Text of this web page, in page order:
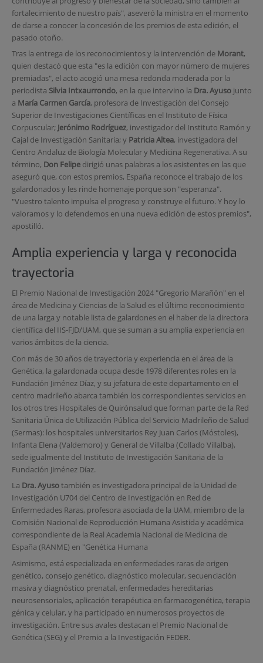
fortalecimiento de nuestro país", aseveró la ministra en el momento
de darse a conocer la concesión de los premios de esta edición, el
pasado otoño.
Tras la entrega de los reconocimientos y la intervención de Morant,
quien destacó que esta "es la edición con mayor número de mujeres
premiadas", el acto acogió una mesa redonda moderada por la
periodista Silvia Intxaurrondo, en la que intervino la Dra. Ayusojunto
a María Carmen García, profesora de Investigación del Consejo
Superior de Investigaciones Científicas en el Instituto de Física
Corpuscular; Jerónimo Rodríguez, investigador del Instituto Ramón y
Cajal de Investigación Sanitaria; y Patricia Altea, investigadora del
Centro Andaluz de Biología Molecular y Medicina Regenerativa. A su
término, Don Felipedirigió unas palabras a los asistentes en las que
aseguró que, con estos premios, España reconoce el trabajo de los
galardonados y les rinde homenaje porque son "esperanza".
"Vuestro talento impulsa el progreso y construye el futuro. Y hoy lo
valoramos y lo defendemos en una nueva edición de estos premios",
apostilló.
Amplia experiencia y larga y reconocida
trayectoria
El Premio Nacional de Investigación 2024 "Gregorio Marañón" en el
área de Medicina y Ciencias de la Salud es el último reconocimiento
de una larga y notable lista de galardones en el haber de la directora
científica del IIS-FJD/UAM, que se suman a su amplia experiencia en
varios ámbitos de la ciencia.
Con más de 30 años de trayectoria y experiencia en el área de la
Genética, la galardonada ocupa desde 1978 diferentes roles en la
Fundación Jiménez Díaz, y su jefatura de este departamento en el
centro madrileño abarca también los correspondientes servicios en
los otros tres Hospitales de Quirónsalud que forman parte de la Red
Sanitaria Única de Utilización Pública del Servicio Madrileño de Salud
(Sermas): los hospitales universitarios Rey Juan Carlos (Móstoles),
Infanta Elena (Valdemoro) y General de Villalba (Collado Villalba),
sede igualmente del Instituto de Investigación Sanitaria de la
Fundación Jiménez Díaz.
La Dra. Ayusotambién es investigadora principal de la Unidad de
Investigación U704 del Centro de Investigación en Red de
Enfermedades Raras, profesora asociada de la UAM, miembro de la
Comisión Nacional de Reproducción Humana Asistida y académica
correspondiente de la Real Academia Nacional de Medicina de
España (RANME) en "Genética Humana
Asimismo, está especializada en enfermedades raras de origen
genético, consejo genético, diagnóstico molecular, secuenciación
masiva y diagnóstico prenatal, enfermedades hereditarias
neurosensoriales, aplicación terapéutica en farmacogenética, terapia
génica y celular, y ha participado en numerosos proyectos de
investigación. Entre sus avales destacan el Premio Nacional de
Genética (SEG) y el Premio a la Investigación FEDER.